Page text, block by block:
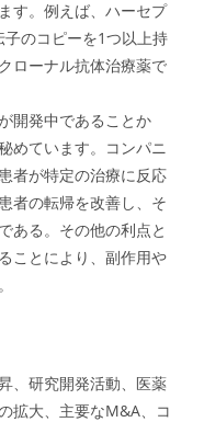
す。例えば、ハーセプ
のコピーを1つ以上持
ローナル抗体治療薬で
開発中であることか
めています。コンパニ
者が特定の治療に反応
者の転帰を改善し、そ
ある。その他の利点と
ことにより、副作用や
、研究開発活動、医薬
拡大、主要なM&A、コ